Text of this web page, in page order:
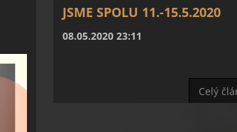
JSME SPOLU 11.-15.5.2020
08.05.2020 23:11
Celý